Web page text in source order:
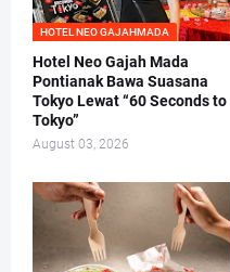
HOTEL NEO GAJAHMADA
Hotel Neo Gajah Mada
Pontianak Bawa Suasana
Tokyo Lewat “60 Seconds to
Tokyo”
August 03, 2026